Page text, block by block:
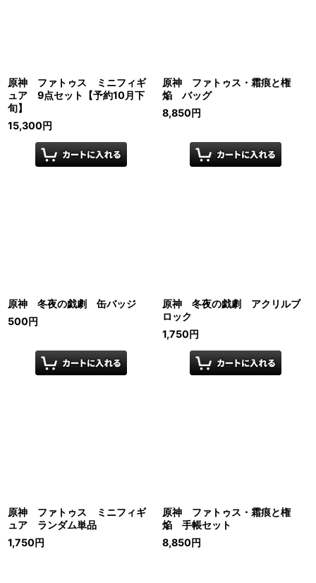
原神 ファトゥス ミニフィギ
ュア 9点セット【予約10月下
旬】
15,300円
原神 ファトゥス・霜痕と権
焔 バッグ
8,850円
原神 冬夜の戯劇 缶バッジ
500円
原神 冬夜の戯劇 アクリルブ
ロック
1,750円
原神 ファトゥス ミニフィギ
ュア ランダム単品
1,750円
原神 ファトゥス・霜痕と権
焔 手帳セット
8,850円